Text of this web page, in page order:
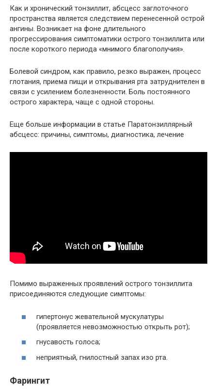
Как и хронический тонзиллит, абсцесс заглоточного
пространства является следствием перенесенной острой
ангины. Возникает на фоне длительного
прогрессирования симптоматики острого тонзиллита или
после короткого периода «мнимого благополучия».
Болевой синдром, как правило, резко выражен, процесс
глотания, приема пищи и открывания рта затруднителен в
связи с усилением болезненности. Боль постоянного
острого характера, чаще с одной стороны.
Еще больше информации в статье Паратонзиллярный
абсцесс: причины, симптомы, диагностика, лечение
Помимо выраженных проявлений острого тонзиллита
присоединяются следующие симптомы:
гипертонус жевательной мускулатуры
(проявляется невозможностью открыть рот);
гнусавость голоса;
неприятный, гнилостный запах изо рта.
Фарингит